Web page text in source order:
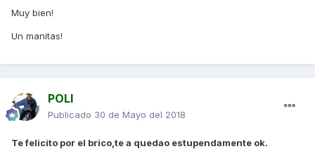
Muy bien!
Un manitas!
POLI
Publicado 30 de Mayo del 2018
Te felicito por el brico,te a quedao estupendamente ok.